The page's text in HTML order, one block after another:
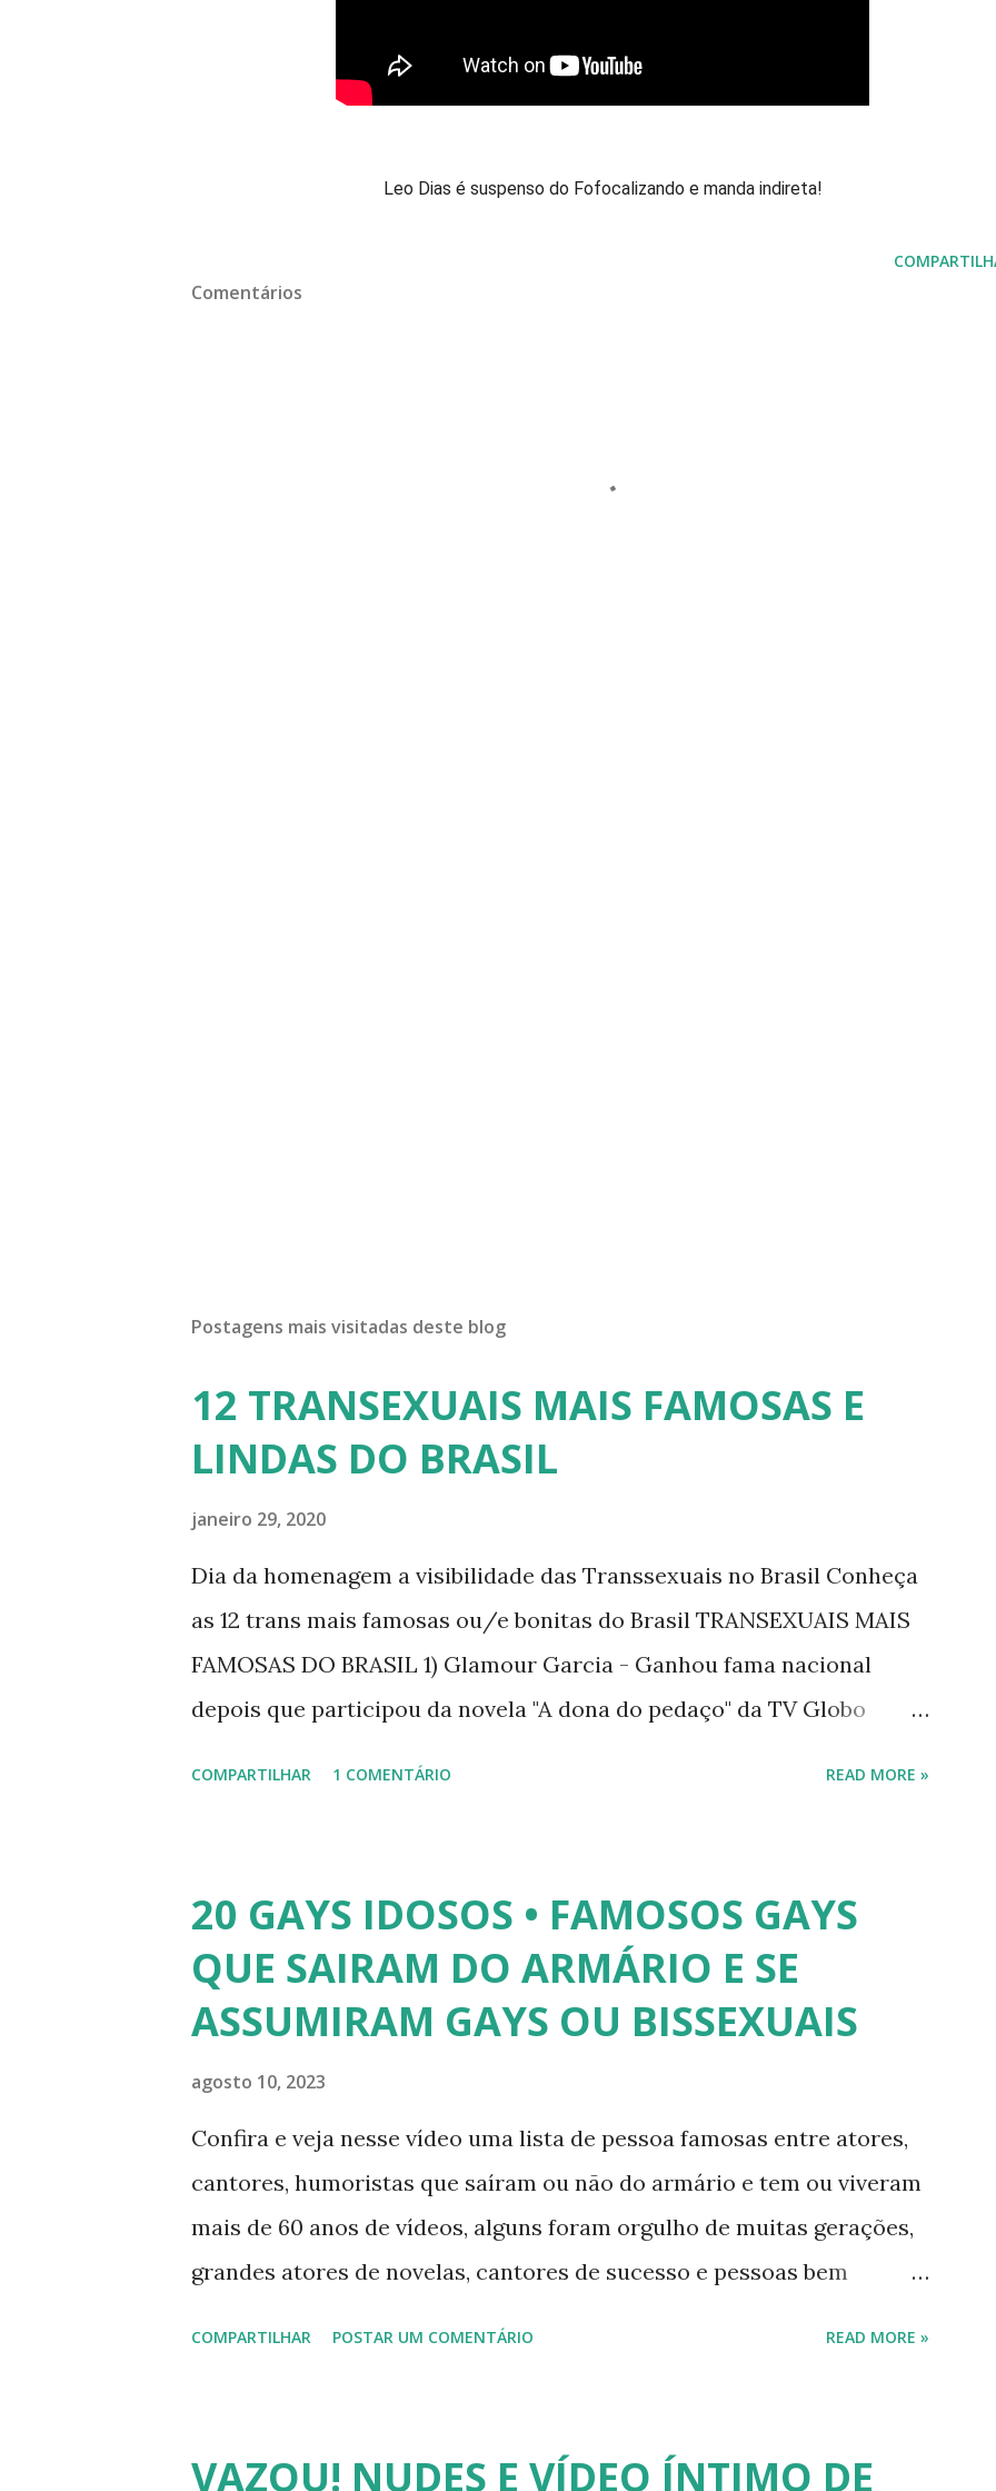
Leo Dias é suspenso do Fofocalizando e manda indireta!
Comentários
Postagens mais visitadas deste blog
12 TRANSEXUAIS MAIS FAMOSAS E
LINDAS DO BRASIL
janeiro 29, 2020
Dia da homenagem a visibilidade das Transsexuais no Brasil Conheça
as 12 trans mais famosas ou/e bonitas do Brasil TRANSEXUAIS MAIS
FAMOSAS DO BRASIL 1) Glamour Garcia - Ganhou fama nacional
depois que participou da novela "A dona do pedaço" da TV Globo
busca de ser feliz, e não para agradar a um homem. 3) Léo Aquilla -
Apresenta o programa "A Tarde é Sua", na Rede TV, ao lado de Sonia
Abrão. A loira também participou do reality show "A Fazenda", exibido
affair do ex-jogador Romário. 5) Ariadna Arantes - Ariadna Arantes
ficou nacionalmente conhecida após sua ...
COMPARTILHAR 1 COMENTÁRIO READ MORE »
20 GAYS IDOSOS • FAMOSOS GAYS
QUE SAIRAM DO ARMÁRIO E SE
ASSUMIRAM GAYS OU BISSEXUAIS
agosto 10, 2023
Confira e veja nesse vídeo uma lista de pessoa famosas entre atores,
cantores, humoristas que saíram ou não do armário e tem ou viveram
mais de 60 anos de vídeos, alguns foram orgulho de muitas gerações,
grandes atores de novelas, cantores de sucesso e pessoas bem
armário na terceira idade e se assumiram gays u bissexuais 00:04
COMPARTILHAR POSTAR UM COMENTÁRIO READ MORE »
VAZOU! NUDES E VÍDEO ÍNTIMO DE